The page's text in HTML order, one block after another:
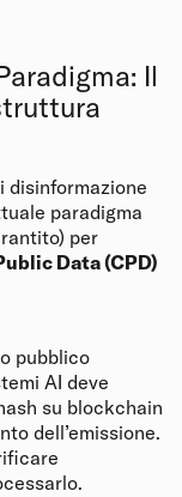
Il
disinformazione
paradigma
per
Data (CPD)
pubblico
AI deve
su blockchain
dell’emissione.